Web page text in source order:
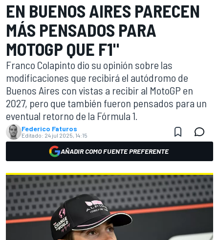
EN BUENOS AIRES PARECEN
MÁS PENSADOS PARA
MOTOGP QUE F1"
Franco Colapinto dio su opinión sobre las
modificaciones que recibirá el autódromo de
Buenos Aires con vistas a recibir al MotoGP en
2027, pero que también fueron pensados para un
eventual retorno de la Fórmula 1.
Federico Faturos
Editado: 24 jul 2025, 14:15
AÑADIR COMO FUENTE PREFERENTE